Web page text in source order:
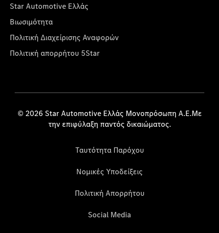
Star Automotive Ελλάς
Βιωσιμότητα
Πολιτική Διαχείρισης Αναφορών
Πολιτική απορρήτου 5Star
© 2026 Star Automotive Ελλάς Μονοπρόσωπη Α.Ε.Με
την επιφύλαξη παντός δικαιώματος.
Ταυτότητα Παρόχου
Νομικές Υποδείξεις
Πολιτική Απορρήτου
Social Media